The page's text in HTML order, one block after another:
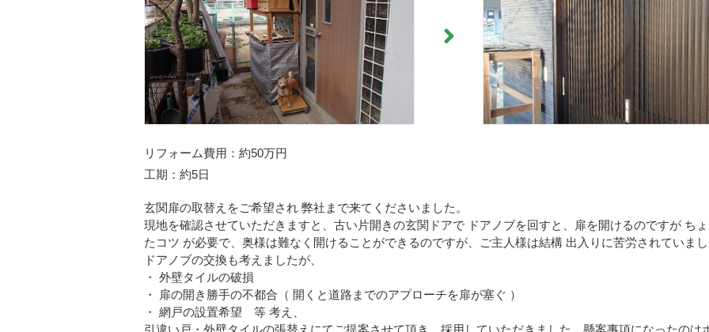
リフォーム費用
約50万円
工期
約5日
玄関扉の取替えをご希望され 弊社まで来てくださいました。
現地を確認させていただきますと、古い片開きの玄関ドアで ドアノブを回すと、扉を開けるのですが ち
たコツ が必要で、奥様は難なく開けることができるのですが、ご主人様は結構 出入りに苦労されていま
ドアノブの交換も考えましたが、
・ 外壁タイルの破損
・ 扉の開き勝手の不都合（ 開くと道路までのアプローチを扉が塞ぐ ）
・ 網戸の設置希望 等 考え、
引違い戸・外壁タイルの張替えにてご提案させて頂き、採用していただきました。懸案事項になったのは